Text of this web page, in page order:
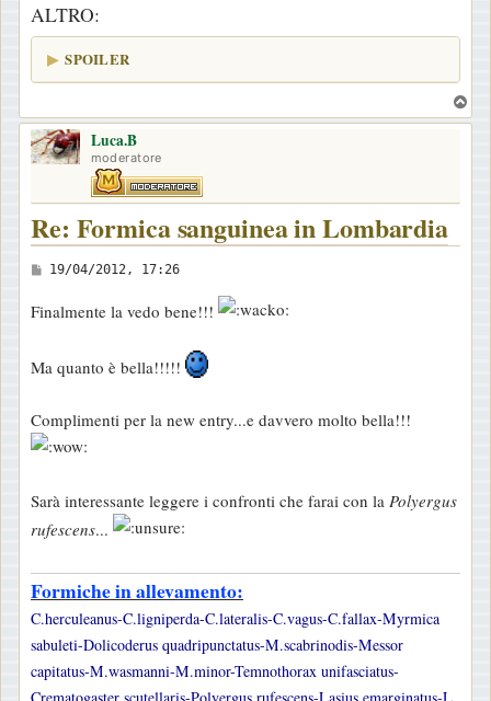
ALTRO:
SPOILER
o
Luca.B
moderatore
Re: Formica sanguinea in Lombardia
M
s
a
g
i
19/04/2012, 17:26
Finalmente la vedo bene!!!
Ma quanto è bella!!!!!
Complimenti per la new entry...e davvero molto bella!!!
Sarà interessante leggere i confronti che farai con la Polyergus
rufescens...
Formiche in allevamento:
C.herculeanus-C.ligniperda-C.lateralis-C.vagus-C.fallax-Myrmica
sabuleti-Dolicoderus quadripunctatus-M.scabrinodis-Messor
capitatus-M.wasmanni-M.minor-Temnothorax unifasciatus-